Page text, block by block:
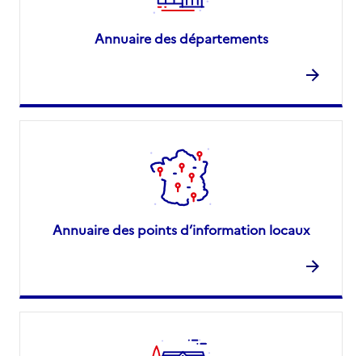
Annuaire des départements
Annuaire des points d’information locaux